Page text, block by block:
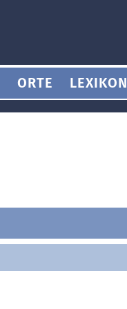
ORTE LEXIKON